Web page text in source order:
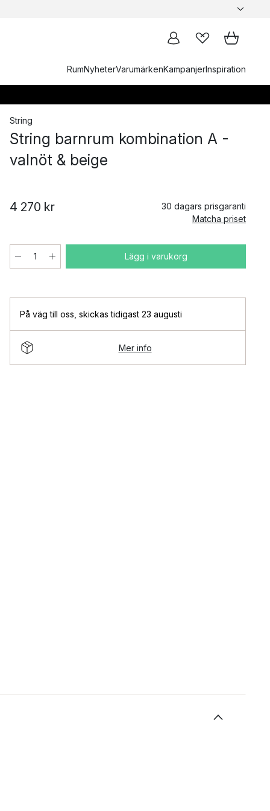
RumNyheterVarumärkenKampanjerInspiration
String
String barnrum kombination A -
valnöt & beige
4 270 kr
30 dagars prisgaranti
Matcha priset
Lägg i varukorg
På väg till oss skickas tidigast 23 augusti
Mer info